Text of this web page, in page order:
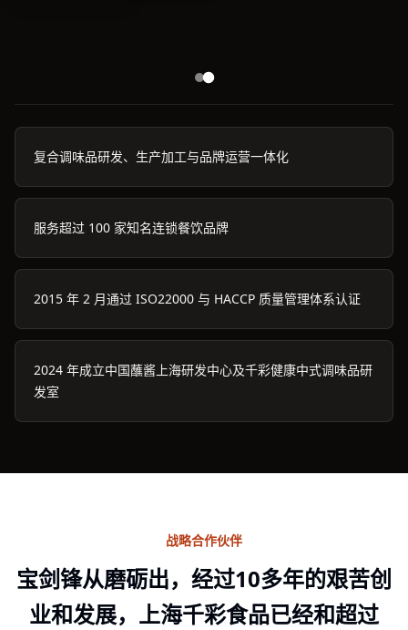
复合调味品研发、生产加工与品牌运营一体化
服务超过 100 家知名连锁餐饮品牌
2015 年 2 月通过 ISO22000 与 HACCP 质量管理体系认证
2024 年成立中国蘸酱上海研发中心及千彩健康中式调味品研
发室
战略合作伙伴
宝剑锋从磨砺出，经过10多年的艰苦创
业和发展，上海千彩食品已经和超过